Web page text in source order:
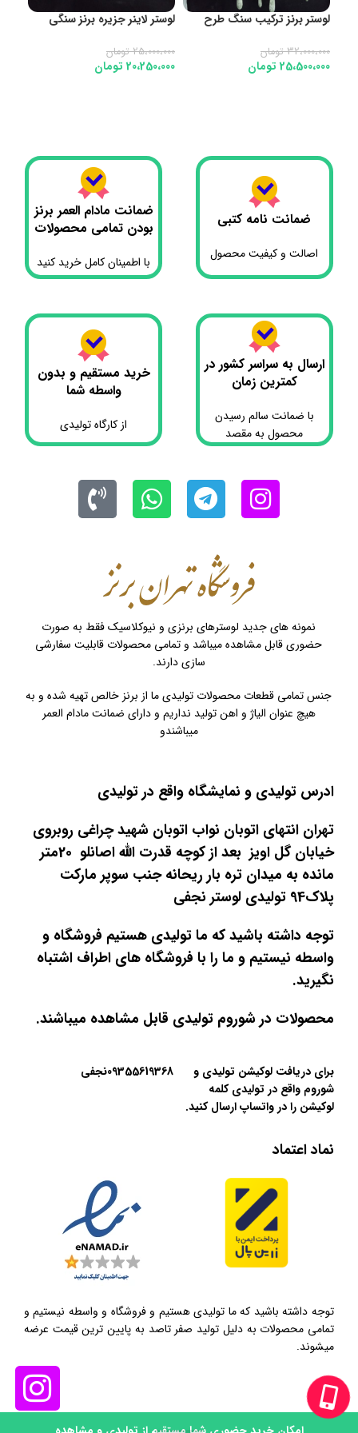
لوستر برنز ترکیب سنگ طرح
کد1074
32،000،000 تومان
25،500،000 تومان
لوستر لاینر جزیره برنز سنگی
کد1082
25،000،000 تومان
20،250،000 تومان
ضمانت نامه کتبی
اصالت و کیفیت محصول
ضمانت مادام العمر برنز
بودن تمامی محصولات
با اطمینان کامل خرید کنید
ارسال به سراسر کشور در
کمترین زمان
با ضمانت سالم رسیدن
محصول به مقصد
خرید مستقیم و بدون
واسطه شما
از کارگاه تولیدی
نمونه های جدید لوسترهای برنزی و نیوکلاسیک فقط به صورت
حضوری قابل مشاهده میباشد و تمامی محصولات قابلیت سفارشی
سازی دارند.
جنس تمامی قطعات محصولات تولیدی ما از برنز خالص تهیه شده و به
هیچ عنوان الیاژ و اهن تولید نداریم و دارای ضمانت مادام العمر
میباشندو
ادرس تولیدی و نمایشگاه واقع در تولیدی
تهران انتهای اتوبان نواب اتوبان شهید چراغی روبروی
خیابان گل اویز بعد از کوچه قدرت الله اصانلو 20متر
مانده به میدان تره بار ریحانه جنب سوپر مارکت
پلاک94 تولیدی لوستر نجفی
توجه داشته باشید که ما تولیدی هستیم فروشگاه و
واسطه نیستیم و ما را با فروشگاه های اطراف اشتباه
نگیرید.
محصولات در شوروم تولیدی قابل مشاهده میباشند.
برای دریافت لوکیشن تولیدی و
شوروم واقع در تولیدی کلمه
لوکیشن را در واتساپ ارسال کنید.
09355619368نجفی
نماد اعتماد
توجه داشته باشید که ما تولیدی هستیم و فروشگاه و واسطه نیستیم و
تمامی محصولات به دلیل تولید صفر تاصد به پایین ترین قیمت عرضه
میشوند.